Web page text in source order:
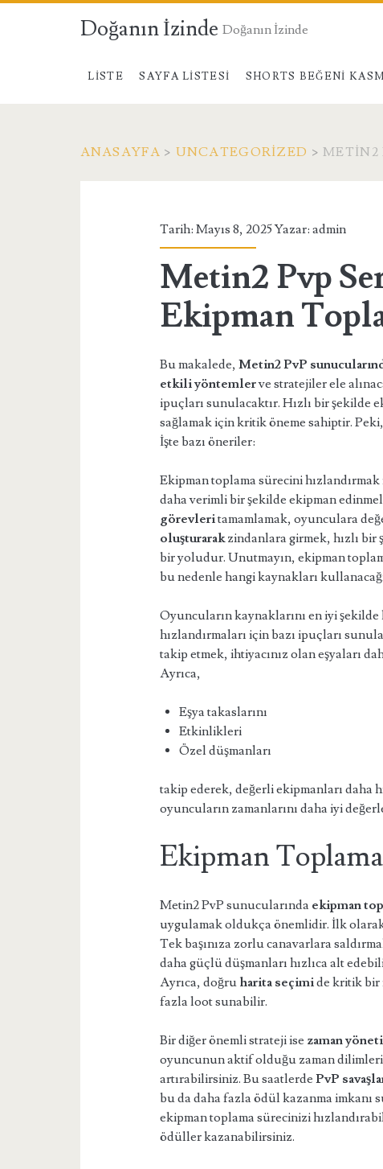
Doğanın İzinde Doğanın İzinde
LISTE SAYFA LISTESI SHORTS BEĞENI
ANASAYFA > UNCATEGORIZED >METIN2
Tarih: Mayıs 8, 2025 Yazar:admin
Metin2 Pvp
Ekipman
Bu makalede,Metin2 PvP
etkili yöntemlerve stratejiler ele
ipuçları sunulacaktır. Hızlı bir şekilde
sağlamak için kritik öneme sahiptir.
İşte bazı öneriler:
Ekipman toplama sürecini
daha verimli bir şekilde ekipman
görevleritamamlamak, oyunculara
oluşturarakzindanlara girmek, hızlı bir
bir yoludur. Unutmayın, ekipman
bu nedenle hangi kaynakları
Oyuncuların kaynaklarını en iyi
hızlandırmaları için bazı ipuçları
takip etmek, ihtiyacınız olan eşyaları
Ayrıca,
Eşya takaslarını
Etkinlikleri
Özel düşmanları
takip ederek, değerli ekipmanları daha
oyuncuların zamanlarını daha iyi
Ekipman
Metin2 PvP sunucularında ekipman
uygulamak oldukça önemlidir. İlk
Tek başınıza zorlu canavarlara
daha güçlü düşmanları hızlıca alt
Ayrıca, doğru harita seçimide kritik bir
fazla loot sunabilir.
Bir diğer önemli strateji ise zaman
oyuncunun aktif olduğu zaman
artırabilirsiniz. Bu saatlerdePvP
bu da daha fazla ödül kazanma imkanı
ekipman toplama sürecinizi
ödüller kazanabilirsiniz.